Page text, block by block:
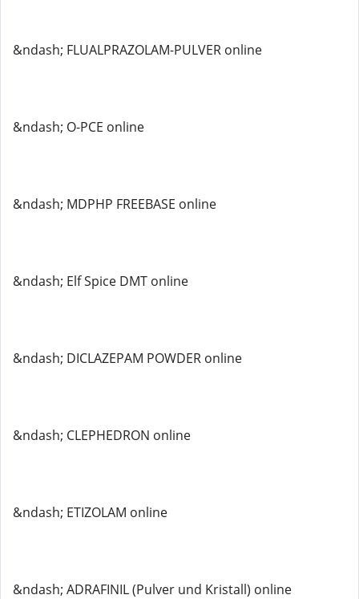
&ndash; FLUALPRAZOLAM-PULVER online
&ndash; O-PCE online
&ndash; MDPHP FREEBASE online
&ndash; Elf Spice DMT online
&ndash; DICLAZEPAM POWDER online
&ndash; CLEPHEDRON online
&ndash; ETIZOLAM online
&ndash; ADRAFINIL (Pulver und Kristall) online